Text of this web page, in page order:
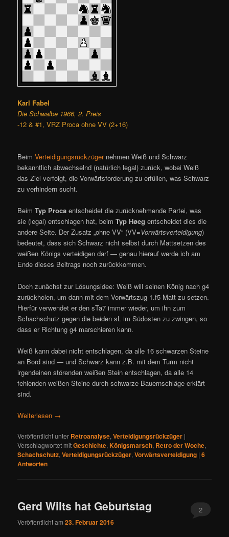
Karl Fabel
Die Schwalbe 1966, 2. Preis
-12 & #1, VRZ Proca ohne VV (2+16)
BeimVerteidigungsrückzügernehmen Weiß und Schwarz
bekanntlich abwechselnd (natürlich legal) zurück, wobei Weiß
das Ziel verfolgt, die Vorwärtsforderung zu erfüllen, was Schwarz
zu verhindern sucht.
BeimTyp Proca entscheidet die zurücknehmende Partei, was
sie (legal) entschlagen hat, beimTyp Høeg entscheidet dies die
andere Seite. Der Zusatz „ohne VV“ (VV=Vorwärtsverteidigung)
bedeutet, dass sich Schwarz nicht selbst durch Mattsetzen des
weißen Königs verteidigen darf — genau hierauf werde ich am
Ende dieses Beitrags noch zurückkommen.
Doch zunächst zur Lösungsidee: Weiß will seinen König nach g4
zurückholen, um dann mit dem Vorwärtszug 1.f5 Matt zu setzen.
Hierfür verwendet er den sTa7 immer wieder, um ihn zum
Schachschutz gegen die beiden sL im Südosten zu zwingen, so
dass er Richtung g4 marschieren kann.
Weiß kann dabei nicht entschlagen, da alle 16 schwarzen Steine
an Bord sind — und Schwarz kann z.B. mit dem Turm nicht
irgendeinen störenden weißen Stein entschlagen, da alle 14
fehlenden weißen Steine durch schwarze Bauernschläge erklärt
sind.
Weiterlesen →
Veröffentlicht unter Retroanalyse,Verteidigungsrückzüger |
Verschlagwortet mitGeschichte,Königsmarsch, Retro der Woche,
Schachschutz,Verteidigungsrückzüger,Vorwärtsverteidigung |6
Antworten
Gerd Wilts hat Geburtstag
Veröffentlicht am23. Februar 2016
2